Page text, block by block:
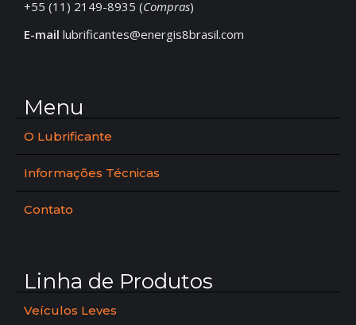
+55 (11) 2149-8935 (Compras)
E-mail lubrificantes@energis8brasil.com
Menu
O Lubrificante
Informações Técnicas
Contato
Linha de Produtos
Veículos Leves